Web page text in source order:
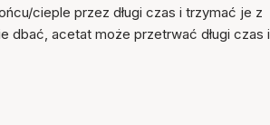
cieple przez długi czas i trzymać je z
dbać, acetat może przetrwać długi czas i